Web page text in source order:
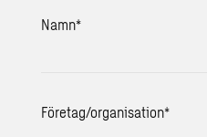
Namn*
Företag/organisation*